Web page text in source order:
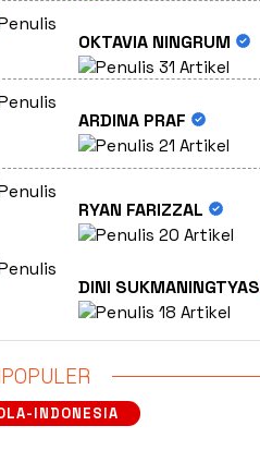
OKTAVIA NINGRUM
31 Artikel
ARDINA PRAF
21 Artikel
RYAN FARIZZAL
20 Artikel
DINI SUKMANINGTYAS
18 Artikel
INDONESIA